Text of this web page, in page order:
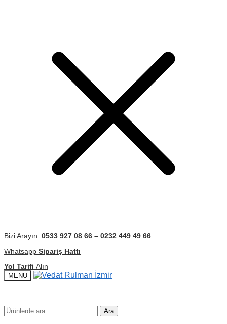
Navigasyon
kaydırma
Kaydırma
Bizi Arayın: 0533 927 08 66 – 0232 449 49 66
Whatsapp Sipariş Hattı
Yol Tarifi Alın
MENU
Ara: Ara
Ara: Ara